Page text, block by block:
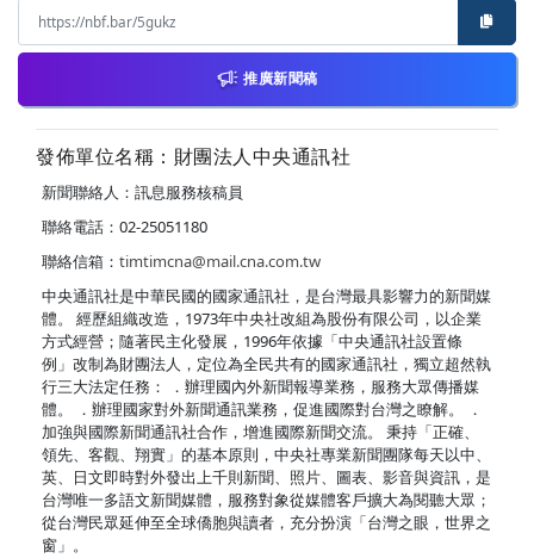
推廣新聞稿
發佈單位名稱：財團法人中央通訊社
新聞聯絡人：訊息服務核稿員
聯絡電話：02-25051180
聯絡信箱： timtimcna@mail.cna.com.tw
中央通訊社是中華民國的國家通訊社，是台灣最具影響力的新聞媒
體。 經歷組織改造，1973年中央社改組為股份有限公司，以企業
方式經營；隨著民主化發展，1996年依據「中央通訊社設置條
例」改制為財團法人，定位為全民共有的國家通訊社，獨立超然執
行三大法定任務： ．辦理國內外新聞報導業務，服務大眾傳播媒
體。 ．辦理國家對外新聞通訊業務，促進國際對台灣之瞭解。 ．
加強與國際新聞通訊社合作，增進國際新聞交流。 秉持「正確、
領先、客觀、翔實」的基本原則，中央社專業新聞團隊每天以中、
英、日文即時對外發出上千則新聞、照片、圖表、影音與資訊，是
台灣唯一多語文新聞媒體，服務對象從媒體客戶擴大為閱聽大眾；
從台灣民眾延伸至全球僑胞與讀者，充分扮演「台灣之眼，世界之
窗」。